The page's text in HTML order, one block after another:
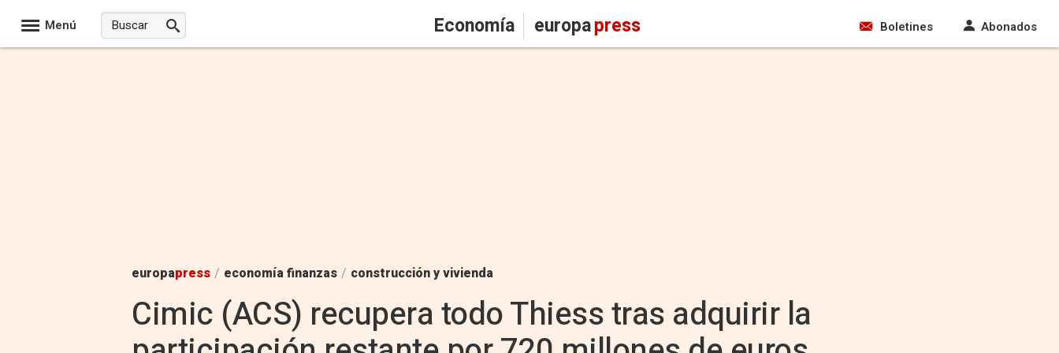
Menú Economía europapress Boletines Abonados
europapress / economía finanzas / construcción y vivienda
Cimic (ACS) recupera todo Thiess tras adquirir la